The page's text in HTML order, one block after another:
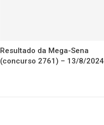
Resultado da Mega-Sena
(concurso 2761) – 13/8/2024